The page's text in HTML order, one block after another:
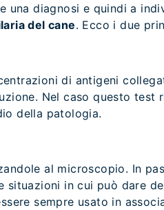
diagnosi e quindi a
del cane. Ecco i due
di antigeni
Nel caso questo test
della patologia.
al microscopio. In
situazioni in cui può dare
sempre usato in